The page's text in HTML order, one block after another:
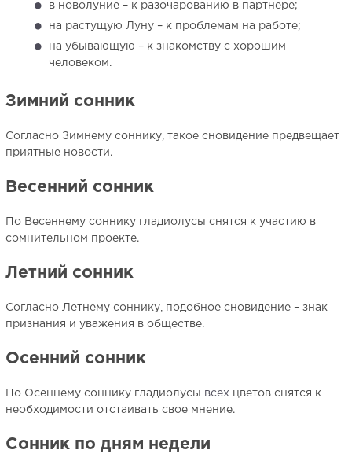
в новолуние – к разочарованию в партнере;
на растущую Луну – к проблемам на работе;
на убывающую – к знакомству с хорошим
человеком.
Зимний сонник
Согласно Зимнему соннику, такое сновидение предвещает
приятные новости.
Весенний сонник
По Весеннему соннику гладиолусы снятся к участию в
сомнительном проекте.
Летний сонник
Согласно Летнему соннику, подобное сновидение – знак
признания и уважения в обществе.
Осенний сонник
По Осеннему соннику гладиолусы всех цветов снятся к
необходимости отстаивать свое мнение.
Сонник по дням недели